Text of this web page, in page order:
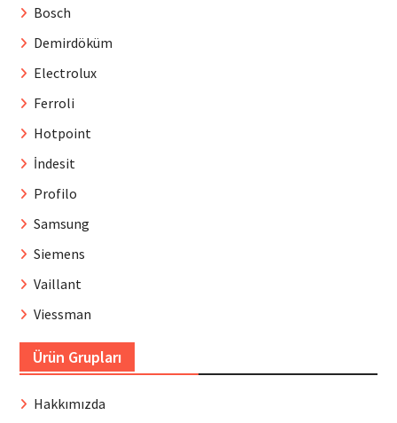
Bosch
Demirdöküm
Electrolux
Ferroli
Hotpoint
İndesit
Profilo
Samsung
Siemens
Vaillant
Viessman
Ürün Grupları
Hakkımızda